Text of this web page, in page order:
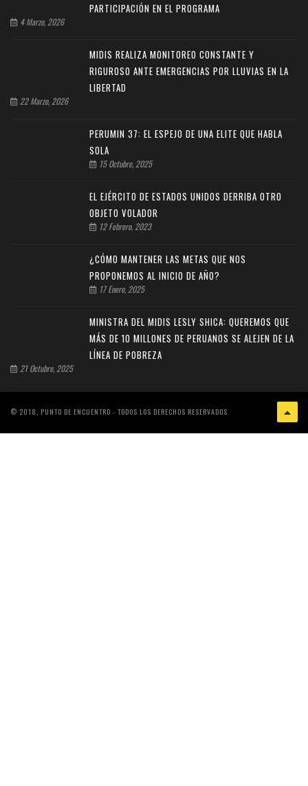
PARTICIPACIÓN EN EL PROGRAMA
4 Marzo, 2026
MIDIS REALIZA MONITOREO CONSTANTE Y
RIGUROSO ANTE EMERGENCIAS POR LLUVIAS EN LA
LIBERTAD
22 Marzo, 2026
PERUMIN 37: EL ESPEJO DE UNA ELITE QUE HABLA
SOLA
15 Octubre, 2025
EL EJÉRCITO DE ESTADOS UNIDOS DERRIBA OTRO
OBJETO VOLADOR
12 Febrero, 2023
¿CÓMO MANTENER LAS METAS QUE NOS
PROPONEMOS AL INICIO DE AÑO?
17 Enero, 2025
MINISTRA DEL MIDIS LESLY SHICA: QUEREMOS QUE
MÁS DE 10 MILLONES DE PERUANOS SE ALEJEN DE LA
LÍNEA DE POBREZA
21 Octubre, 2025
© 2018, PUNTO DE ENCUENTRO - TODOS LOS DERECHOS RESERVADOS